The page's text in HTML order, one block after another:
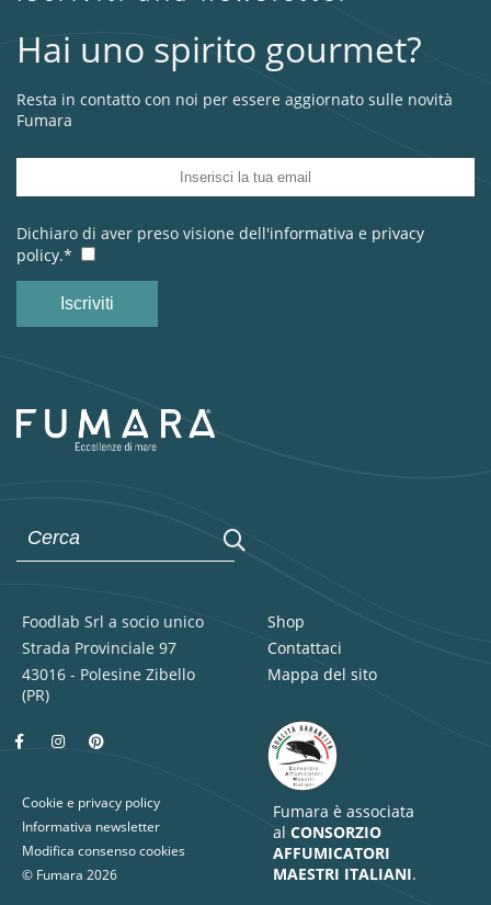
Hai uno spirito gourmet?
Resta in contatto con noi per essere aggiornato sulle novità
Fumara
Dichiaro di aver preso visione dell'informativa e privacy
policy.*
Foodlab Srl a socio unico
Strada Provinciale 97
43016 - Polesine Zibello
(PR)
Cookie e privacy policy
Informativa newsletter
Modifica consenso cookies
© Fumara 2026
Shop
Contattaci
Mappa del sito
Fumara è associata
al CONSORZIO
AFFUMICATORI
MAESTRI ITALIANI.